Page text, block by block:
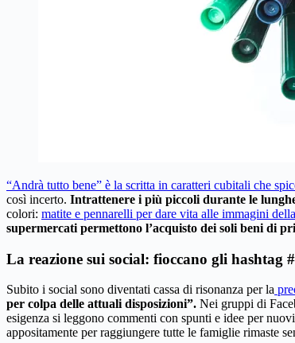
“Andrà tutto bene” è la scritta in caratteri cubitali che
così incerto. Intrattenere i più piccoli durante le
colori: matite e pennarelli per dare vita alle immagini
supermercati permettono l’acquisto dei soli beni di
La reazione sui social: fioccano gli hashtag
Subito i social sono diventati cassa di risonanza per la
per colpa delle attuali disposizioni”. Nei gruppi di
esigenza si leggono commenti con spunti e idee per
appositamente per raggiungere tutte le famiglie rimaste